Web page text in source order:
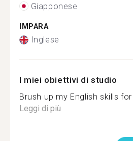
Giapponese
IMPARA
Inglese
I miei obiettivi di studio
Brush up my English skills
Leggi di più